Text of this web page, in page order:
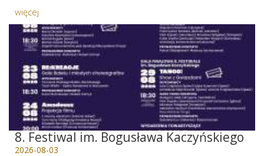
więcej
8. Festiwal im. Bogusława Kaczyńskiego
2026-08-03